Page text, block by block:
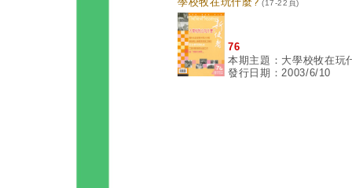
(17-22頁)
76
本期主題：大學校牧在玩
發行日期：2003/6/10